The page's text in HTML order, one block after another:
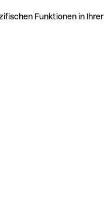
Funktionen in Ihrer